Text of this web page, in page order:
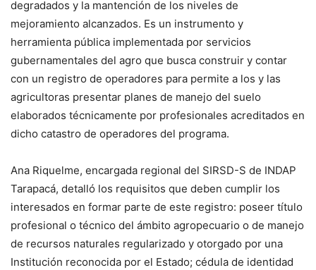
degradados y la mantención de los niveles de
mejoramiento alcanzados. Es un instrumento y
herramienta pública implementada por servicios
gubernamentales del agro que busca construir y contar
con un registro de operadores para permite a los y las
agricultoras presentar planes de manejo del suelo
elaborados técnicamente por profesionales acreditados en
dicho catastro de operadores del programa.
Ana Riquelme, encargada regional del SIRSD-S de INDAP
Tarapacá, detalló los requisitos que deben cumplir los
interesados en formar parte de este registro: poseer título
profesional o técnico del ámbito agropecuario o de manejo
de recursos naturales regularizado y otorgado por una
Institución reconocida por el Estado; cédula de identidad